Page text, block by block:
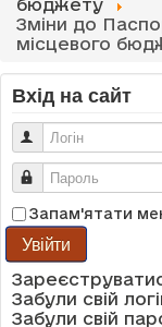
бюджету
Зміни до
місцевого
Вхід на сайт
Логін
Пароль
Запам'ятати
Увійти
Забули свій
Забули свій